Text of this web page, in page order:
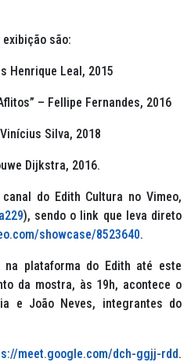
são:
Henrique Leal, 2015
– Fellipe Fernandes, 2016
Silva, 2018
Dijkstra, 2016.
do Edith Cultura no Vimeo,
), sendo o link que leva direto
showcase/8523640.
plataforma do Edith até este
da mostra, às 19h, acontece o
e João Neves, integrantes do
meet.google.com/dch-ggjj-rdd.